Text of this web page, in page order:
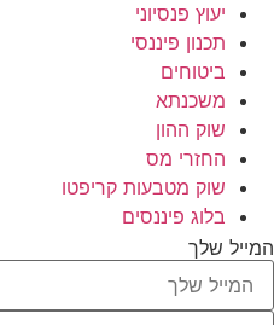
יעוץ פנסיוני
תכנון פיננסי
ביטוחים
משכנתא
שוק ההון
החזרי מס
שוק מטבעות קריפטו
בלוג פיננסים
המייל שלך